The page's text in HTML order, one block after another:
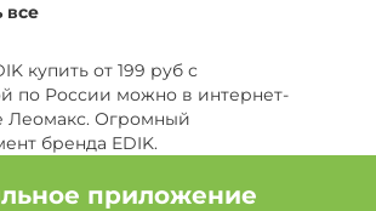
Бренд Tareda
shoes Бренд КАБИН
все
купить от 199 руб с
по России можно в интернет-
Леомакс. Огромный
бренда EDIK.
приложение